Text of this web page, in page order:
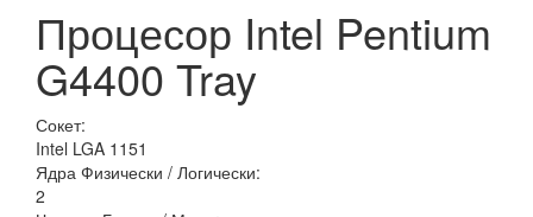
Процесор Intel Pentium
G4400 Tray
Сокет:
Intel LGA 1151
Ядра Физически / Логически:
2